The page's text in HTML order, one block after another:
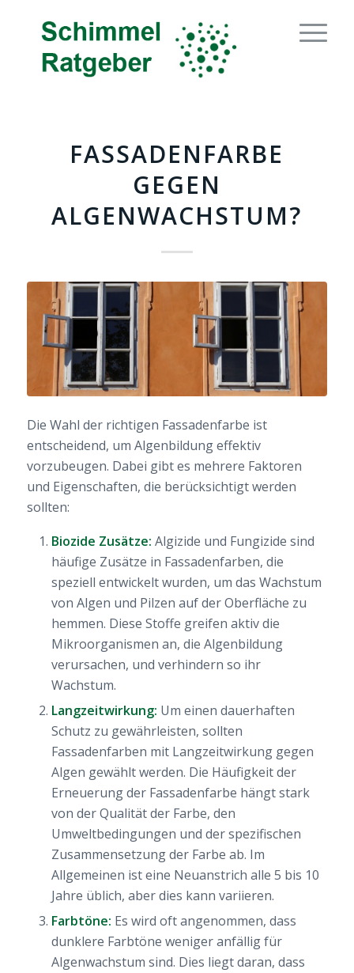
FASSADENFARBE
GEGEN
ALGENWACHSTUM?
Die Wahl der richtigen Fassadenfarbe ist
entscheidend, um Algenbildung effektiv
vorzubeugen. Dabei gibt es mehrere Faktoren
und Eigenschaften, die berücksichtigt werden
sollten:
Biozide Zusätze: Algizide und Fungizide sind
häufige Zusätze in Fassadenfarben, die
speziell entwickelt wurden, um das Wachstum
von Algen und Pilzen auf der Oberfläche zu
hemmen. Diese Stoffe greifen aktiv die
Mikroorganismen an, die Algenbildung
verursachen, und verhindern so ihr
Wachstum.
Langzeitwirkung: Um einen dauerhaften
Schutz zu gewährleisten, sollten
Fassadenfarben mit Langzeitwirkung gegen
Algen gewählt werden. Die Häufigkeit der
Erneuerung der Fassadenfarbe hängt stark
von der Qualität der Farbe, den
Umweltbedingungen und der spezifischen
Zusammensetzung der Farbe ab. Im
Allgemeinen ist eine Neuanstrich alle 5 bis 10
Jahre üblich, aber dies kann variieren.
Farbtöne: Es wird oft angenommen, dass
dunklere Farbtöne weniger anfällig für
Algenwachstum sind. Dies liegt daran, dass